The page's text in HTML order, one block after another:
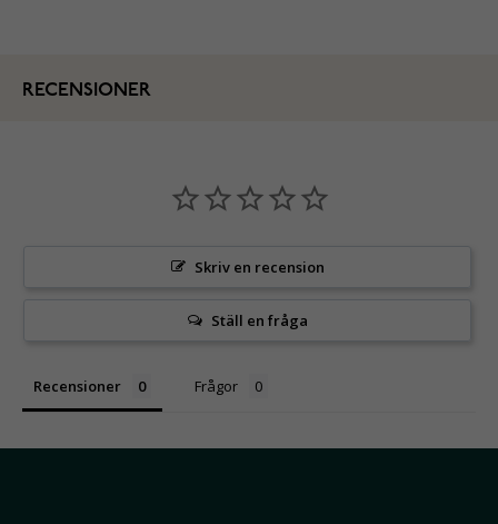
RECENSIONER
Skriv en recension
Ställ en fråga
Recensioner Frågor